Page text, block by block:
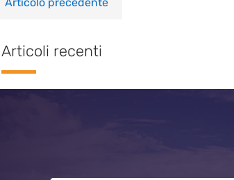
Articoli recenti